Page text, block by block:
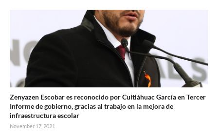
Zenyazen Escobar es reconocido por Cuitláhuac García en Tercer
Informe de gobierno, gracias al trabajo en la mejora de
infraestructura escolar
November 17, 2021